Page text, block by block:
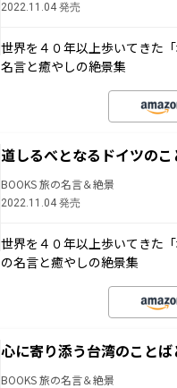
2022.11.04 発売
世界を４０年以上歩いてきた
名言と癒やしの絶景集
道しるべとなるドイツの
BOOKS 旅の名言＆絶景
2022.11.04 発売
世界を４０年以上歩いてきた
の名言と癒やしの絶景集
心に寄り添う台湾のことば
BOOKS 旅の名言＆絶景